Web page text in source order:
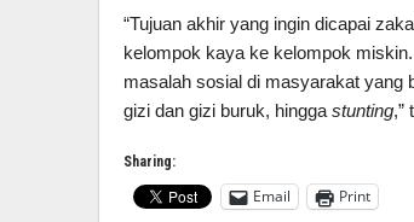
“Tujuan akhir yang ingin dicapai
kelompok kaya ke kelompok
masalah sosial di masyarakat yang
gizi dan gizi buruk, hingga stunting,”
Sharing:
Email Print